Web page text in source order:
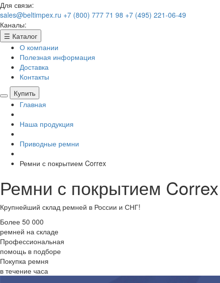
Для связи:
sales@beltimpex.ru +7 (800) 777 71 98 +7 (495) 221-06-49
Каналы:
☰ Каталог
О компании
Полезная информация
Доставка
Контакты
Купить
Главная
Наша продукция
Приводные ремни
Ремни с покрытием Correx
Ремни с покрытием Correx
Крупнейший склад ремней в России и СНГ!
Более 50 000
ремней на складе
Профессиональная
помощь в подборе
Покупка ремня
в течение часа